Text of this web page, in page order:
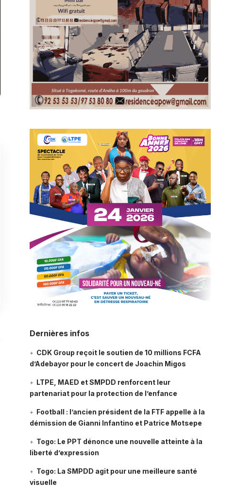
Dernières infos
CDK Group reçoit le soutien de 10 millions FCFA
d’Adebayor pour le concert de Joachin Migos
LTPE, MAED et SMPDD renforcent leur
partenariat pour la protection de l’enfance
Football : l’ancien président de la FTF appelle à la
démission de Gianni Infantino et Patrice Motsepe
Togo: Le PPT dénonce une nouvelle atteinte à la
liberté d’expression
Togo: La SMPDD agit pour une meilleure santé
visuelle